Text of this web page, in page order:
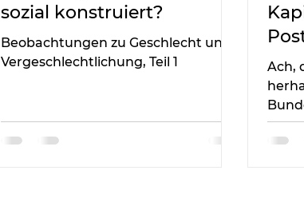
sozial konstruiert?
Beobachtungen zu Geschlecht und
Vergeschlechtlichung, Teil 1
Ach,